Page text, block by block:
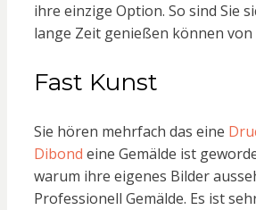
ihre einzige Option. So sind Sie
lange Zeit genießen können von
Fast Kunst
Sie hören mehrfach das eine
Dibond eine Gemälde ist
warum ihre eigenes Bilder
Professionell Gemälde. Es ist